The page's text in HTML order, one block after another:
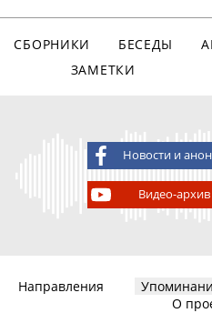
СБОРНИКИ БЕСЕДЫ
ЗАМЕТКИ
Новости и
Видео-
Направления
О